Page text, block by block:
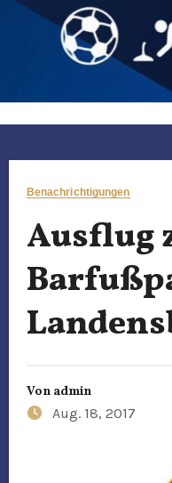
Benachrichtigungen
Ausflug
Von admin
Aug. 18, 2017